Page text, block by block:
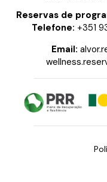
Reservas de
Telefone: +351
Email: